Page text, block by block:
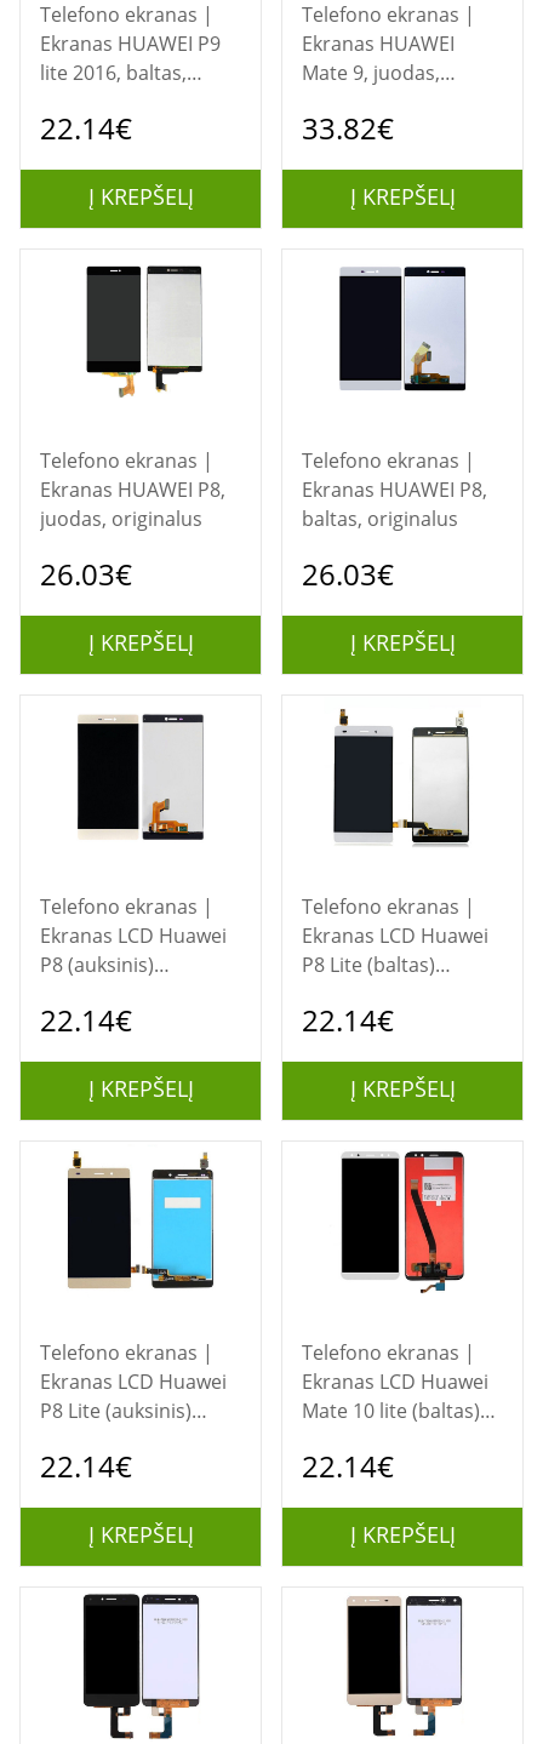
Telefono ekranas |
Ekranas HUAWEI P9
lite 2016, baltas,
22.14€
Į KREPŠELĮ
Telefono ekranas |
Ekranas HUAWEI
Mate 9, juodas,
33.82€
Į KREPŠELĮ
Telefono ekranas |
Ekranas HUAWEI P8,
juodas, originalus
26.03€
Į KREPŠELĮ
Telefono ekranas |
Ekranas HUAWEI P8,
baltas, originalus
26.03€
Į KREPŠELĮ
Telefono ekranas |
Ekranas LCD Huawei
P8 (auksinis)
22.14€
Į KREPŠELĮ
Telefono ekranas |
Ekranas LCD Huawei
P8 Lite (baltas)
22.14€
Į KREPŠELĮ
Telefono ekranas |
Ekranas LCD Huawei
P8 Lite (auksinis)
22.14€
Į KREPŠELĮ
Telefono ekranas |
Ekranas LCD Huawei
Mate 10 lite (baltas)
22.14€
Į KREPŠELĮ